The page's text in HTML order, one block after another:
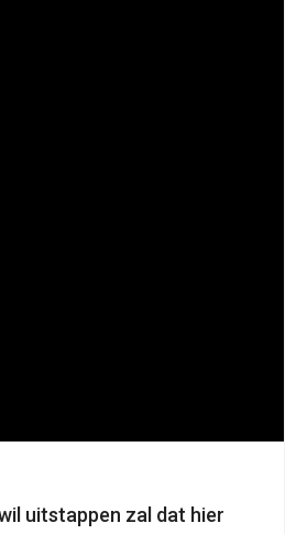
uitstappen zal dat hier